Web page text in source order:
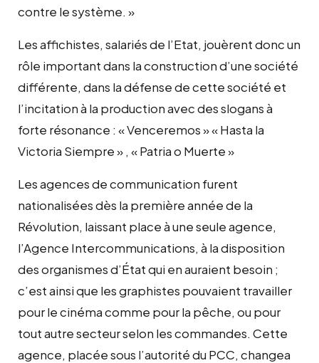
contre le système. »
Les affichistes, salariés de l’Etat, jouèrent donc un
rôle important dans la construction d’une société
différente, dans la défense de cette société et
l’incitation à la production avec des slogans à
forte résonance : « Venceremos » « Hasta la
Victoria Siempre » , « Patria o Muerte »
Les agences de communication furent
nationalisées dès la première année de la
Révolution, laissant place à une seule agence,
l’Agence Intercommunications, à la disposition
des organismes d’État qui en auraient besoin ;
c’est ainsi que les graphistes pouvaient travailler
pour le cinéma comme pour la pêche, ou pour
tout autre secteur selon les commandes. Cette
agence, placée sous l’autorité du PCC, changea